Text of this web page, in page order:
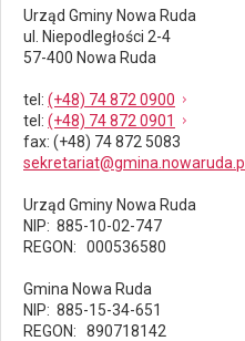
Urząd Gminy Nowa Ruda
ul. Niepodległości 2-4
57-400 Nowa Ruda
tel : (+48) 74 872 0900
tel : (+48) 74 872 0901
fax: (+48) 74 872 5083
sekretariat@gmina.nowaruda.pl
Urząd Gminy Nowa Ruda
NIP: 885-10-02-747
REGON: 000536580
Gmina Nowa Ruda
NIP: 885-15-34-651
REGON: 890718142